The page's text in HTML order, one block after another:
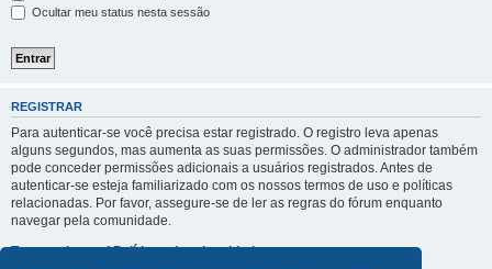
Ocultar meu status nesta sessão
REGISTRAR
Para autenticar-se você precisa estar registrado. O registro leva apenas
alguns segundos, mas aumenta as suas permissões. O administrador também
pode conceder permissões adicionais a usuários registrados. Antes de
autenticar-se esteja familiarizado com os nossos termos de uso e políticas
relacionadas. Por favor, assegure-se de ler as regras do fórum enquanto
navegar pela comunidade.
Termos de uso|Políticas de privacidade